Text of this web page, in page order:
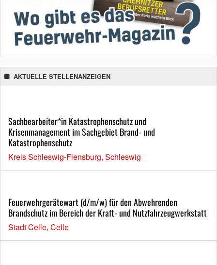
AKTUELLE STELLENANZEIGEN
Sachbearbeiter*in Katastrophenschutz und
Krisenmanagement im Sachgebiet Brand- und
Katastrophenschutz
Kreis Schleswig-Flensburg, Schleswig
Feuerwehrgerätewart (d/m/w) für den Abwehrenden
Brandschutz im Bereich der Kraft- und Nutzfahrzeugwerkstatt
Stadt Celle, Celle